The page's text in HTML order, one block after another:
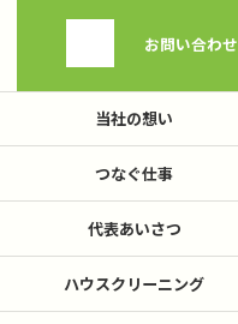
お問い合わせ
当社の想い
つなぐ仕事
代表あいさつ
ハウスクリーニング